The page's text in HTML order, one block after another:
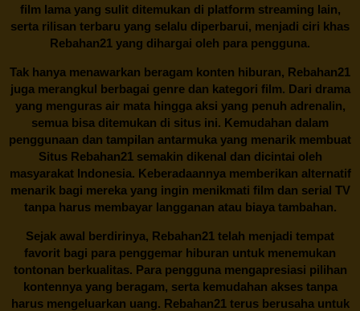
film lama yang sulit ditemukan di platform streaming lain,
serta rilisan terbaru yang selalu diperbarui, menjadi ciri khas
Rebahan21 yang dihargai oleh para pengguna.
Tak hanya menawarkan beragam konten hiburan, Rebahan21
juga merangkul berbagai genre dan kategori film. Dari drama
yang menguras air mata hingga aksi yang penuh adrenalin,
semua bisa ditemukan di situs ini. Kemudahan dalam
penggunaan dan tampilan antarmuka yang menarik membuat
Situs Rebahan21semakin dikenal dan dicintai oleh
masyarakat Indonesia. Keberadaannya memberikan alternatif
menarik bagi mereka yang ingin menikmati film dan serial TV
tanpa harus membayar langganan atau biaya tambahan.
Sejak awal berdirinya, Rebahan21 telah menjadi tempat
favorit bagi para penggemar hiburan untuk menemukan
tontonan berkualitas. Para pengguna mengapresiasi pilihan
kontennya yang beragam, serta kemudahan akses tanpa
harus mengeluarkan uang. Rebahan21terus berusaha untuk